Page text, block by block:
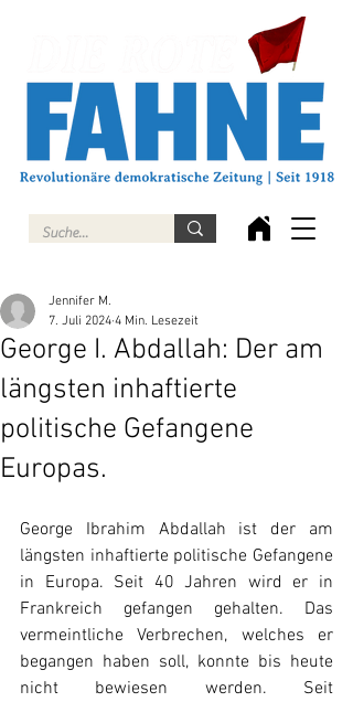
George I. Abdallah: Der am
längsten inhaftierte
politische Gefangene
Europas.
Jennifer M.
7. Juli 2024 4 Min. Lesezeit
George Ibrahim Abdallah ist der am
längsten inhaftierte politische Gefangene
in Europa. Seit 40 Jahren wird er in
Frankreich gefangen gehalten. Das
vermeintliche Verbrechen, welches er
begangen haben soll, konnte bis heute
nicht bewiesen werden. Seit